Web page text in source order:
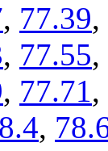
, 77.39,
, 77.55,
, 77.71,
,